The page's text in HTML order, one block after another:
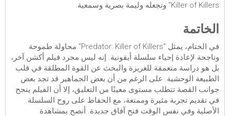
Killer of Killers" وتجعله وليمة بصرية وسمعية.
الخاتمة
في الختام، يمثل "Predator: Killer of Killers" محاولة طموحة
وناجحة لإعادة إحياء سلسلة أيقونية. إنه ليس مجرد فيلم أكشن آخر،
بل هو دراسة متعمقة للغريزة والبحث عن القوة المطلقة في قلب
الطبيعة الوحشية. على الرغم من أن بعض الجماهير قد تجد بعض
جوانب القصة تتطلب مستوى معينًا من التعليق، إلا أن الفيلم ينجح
في تقديم تجربة مثيرة وممتعة، مع الحفاظ على روح السلسلة
الأصلية وفي نفس الوقت فتح آفاق جديدة. أنصح بمشاهدة